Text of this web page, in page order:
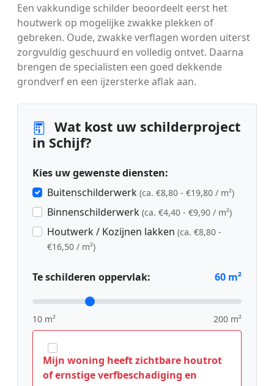
Een vakkundige schilder beoordeelt eerst het
houtwerk op mogelijke zwakke plekken of
gebreken. Oude, zwakke verflagen worden uiterst
zorgvuldig geschuurd en volledig ontvet. Daarna
brengen de specialisten een goed dekkende
grondverf en een ijzersterke aflak aan.
Wat kost uw schilderproject
in Schijf?
Kies uw gewenste diensten:
Buitenschilderwerk (ca. €8,80 - €19,80 / m²)
Binnenschilderwerk (ca. €4,40 - €9,90 / m²)
Houtwerk / Kozijnen lakken (ca. €8,80 -
€16,50 / m²)
Te schilderen oppervlak: 60 m²
10 m² 200 m²
Mijn woning heeft zichtbare houtrot
of ernstige verfbeschadiging en